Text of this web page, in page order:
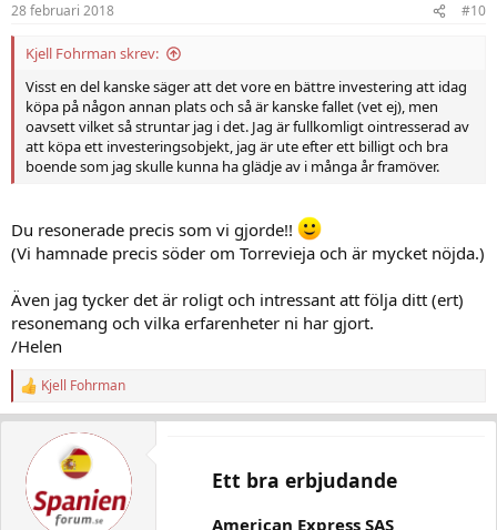
28 februari 2018 #10
Kjell Fohrman skrev:
Visst en del kanske säger att det vore en bättre investering att idag
köpa på någon annan plats och så är kanske fallet (vet ej), men
oavsett vilket så struntar jag i det. Jag är fullkomligt ointresserad av
att köpa ett investeringsobjekt, jag är ute efter ett billigt och bra
boende som jag skulle kunna ha glädje av i många år framöver.
Du resonerade precis som vi gjorde!!
(Vi hamnade precis söder om Torrevieja och är mycket nöjda.)
Även jag tycker det är roligt och intressant att följa ditt (ert)
resonemang och vilka erfarenheter ni har gjort.
/Helen
R
e
a
o
Kjell Fohrman
Ett bra erbjudande
American Express SAS